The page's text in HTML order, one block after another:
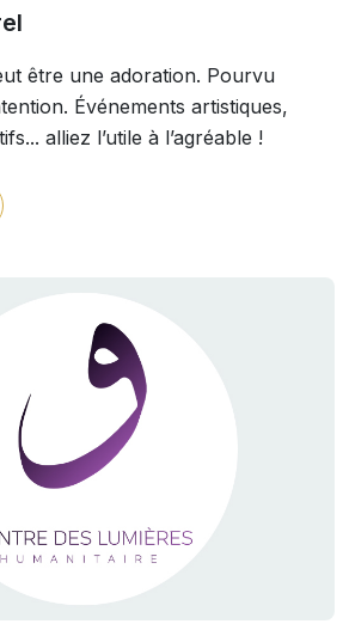
être une adoration. Pourvu
Événements artistiques,
alliez l’utile à l’agréable !